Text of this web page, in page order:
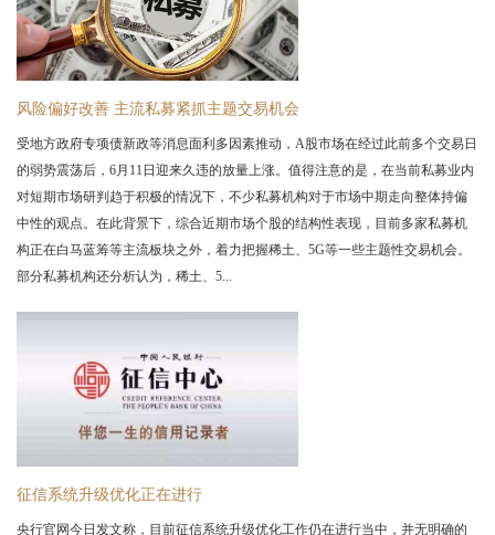
风险偏好改善 主流私募紧抓主题交易机会
受地方政府专项债新政等消息面利多因素推动，A股市场在经过此前多个交易日
的弱势震荡后，6月11日迎来久违的放量上涨。值得注意的是，在当前私募业内
对短期市场研判趋于积极的情况下，不少私募机构对于市场中期走向整体持偏
中性的观点。在此背景下，综合近期市场个股的结构性表现，目前多家私募机
构正在白马蓝筹等主流板块之外，着力把握稀土、5G等一些主题性交易机会。
部分私募机构还分析认为，稀土、5...
征信系统升级优化正在进行
央行官网今日发文称，目前征信系统升级优化工作仍在进行当中，并无明确的